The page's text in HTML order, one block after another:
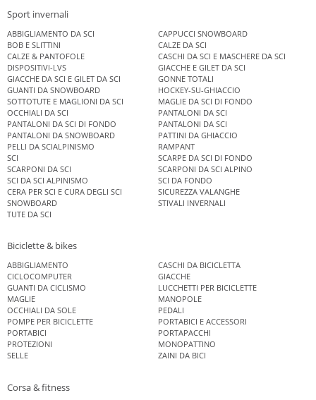
Sport invernali
ABBIGLIAMENTO DA SCI
CAPPUCCI SNOWBOARD
BOB E SLITTINI
CALZE DA SCI
CALZE & PANTOFOLE
CASCHI DA SCI E MASCHERE DA SCI
DISPOSITIVI-LVS
GIACCHE E GILET DA SCI
GIACCHE DA SCI E GILET DA SCI
GONNE TOTALI
GUANTI DA SNOWBOARD
HOCKEY-SU-GHIACCIO
SOTTOTUTE E MAGLIONI DA SCI
MAGLIE DA SCI DI FONDO
OCCHIALI DA SCI
PANTALONI DA SCI
PANTALONI DA SCI DI FONDO
PANTALONI DA SCI
PANTALONI DA SNOWBOARD
PATTINI DA GHIACCIO
PELLI DA SCIALPINISMO
RAMPANT
SCI
SCARPE DA SCI DI FONDO
SCARPONI DA SCI
SCARPONI DA SCI ALPINO
SCI DA SCI ALPINISMO
SCI DA FONDO
CERA PER SCI E CURA DEGLI SCI
SICUREZZA VALANGHE
SNOWBOARD
STIVALI INVERNALI
TUTE DA SCI
Biciclette & bikes
ABBIGLIAMENTO
CASCHI DA BICICLETTA
CICLOCOMPUTER
GIACCHE
GUANTI DA CICLISMO
LUCCHETTI PER BICICLETTE
MAGLIE
MANOPOLE
OCCHIALI DA SOLE
PEDALI
POMPE PER BICICLETTE
PORTABICI E ACCESSORI
PORTABICI
PORTAPACCHI
PROTEZIONI
MONOPATTINO
SELLE
ZAINI DA BICI
Corsa & fitness